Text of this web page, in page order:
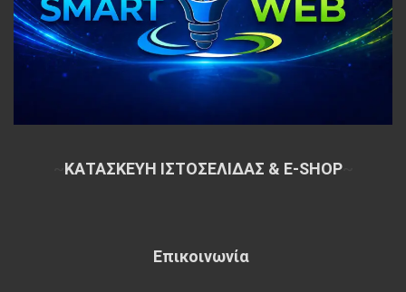
ΚΑΤΑΣΚΕΥΗ ΙΣΤΟΣΕΛΙΔΑΣ & E-SHOP~
Επικοινωνία